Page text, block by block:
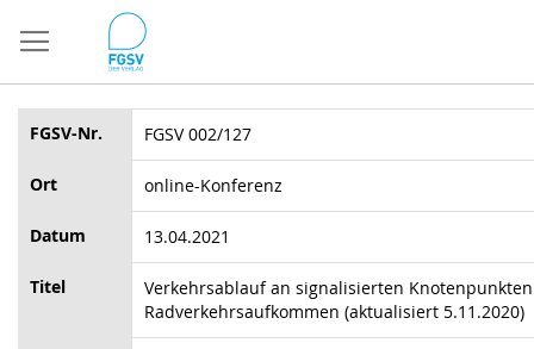
zum
Inhalt
FGSV-Nr. FGSV 002/127
Ort online-Konferenz
Datum 13.04.2021
Titel
Verkehrsablauf an signalisierten
Radverkehrsaufkommen (aktualisiert 5.11.2020)